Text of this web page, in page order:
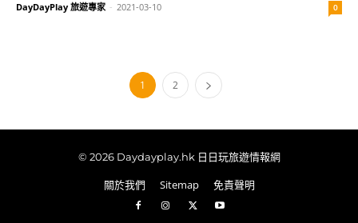
DayDayPlay 旅遊專家 - 2021-03-10 0
1 2
© 2026 Daydayplay.hk 日日玩旅遊情報網
關於我們 Sitemap 免責聲明